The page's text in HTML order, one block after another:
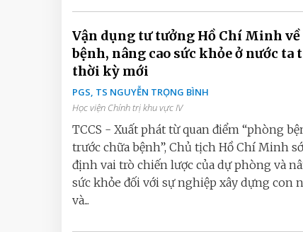
Vận dụng tư tưởng Hồ Chí Minh
bệnh, nâng cao sức khỏe ở nước ta
thời kỳ mới
PGS, TS NGUYỄN TRỌNG BÌNH
Học viện Chính trị khu vực IV
TCCS - Xuất phát từ quan điểm “phòng
trước chữa bệnh”, Chủ tịch Hồ Chí Minh
định vai trò chiến lược của dự phòng và
sức khỏe đối với sự nghiệp xây dựng con
và...